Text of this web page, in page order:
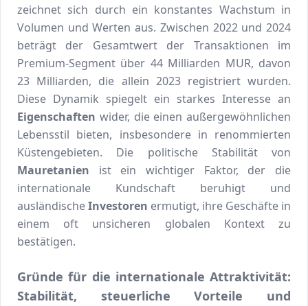
zeichnet sich durch ein konstantes Wachstum in
Volumen und Werten aus. Zwischen 2022 und 2024
beträgt der Gesamtwert der Transaktionen im
Premium-Segment über 44 Milliarden MUR, davon
23 Milliarden, die allein 2023 registriert wurden.
Diese Dynamik spiegelt ein starkes Interesse an
Eigenschaften wider, die einen außergewöhnlichen
Lebensstil bieten, insbesondere in renommierten
Küstengebieten. Die politische Stabilität von
Mauretanien ist ein wichtiger Faktor, der die
internationale Kundschaft beruhigt und
ausländischeInvestoren ermutigt, ihre Geschäfte in
einem oft unsicheren globalen Kontext zu
bestätigen.
Gründe für die internationale Attraktivität:
Stabilität, steuerliche Vorteile und